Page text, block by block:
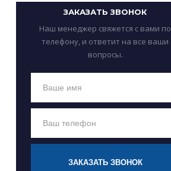
ЗАКАЗАТЬ ЗВОНОК
Наш менеджер свяжется с вами по
телефону, и ответит на все ваши
вопросы.
ЗАКАЗАТЬ ЗВОНОК